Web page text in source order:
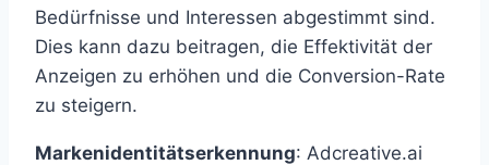
Bedürfnisse und Interessen abgestimmt sind.
Dies kann dazu beitragen, die Effektivität der
Anzeigen zu erhöhen und die Conversion-Rate
zu steigern.
Markenidentitätserkennung: Adcreative.ai